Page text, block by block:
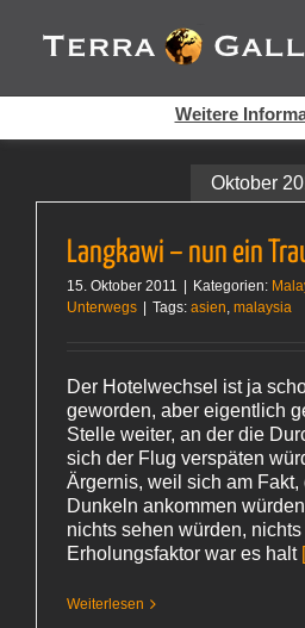
Inhalt
springen
Oktober
Langkawi – nun ein
15. Oktober 2011 Kategorien:
Unterwegs
Tags: asien, malaysia
Der Hotelwechsel ist ja
geworden, aber eigentlich
Stelle weiter, an der die
sich der Flug verspäten
Ärgernis, weil sich am Fakt,
Dunkeln ankommen
nichts sehen würden,
Erholungsfaktor war es halt
Weiterlesen
Cookies helfen auf auf dieser
Dienste. Durch die Nutzung dieser
Weitere